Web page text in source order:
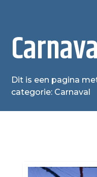
Dit is een pagina
categorie: Carnaval